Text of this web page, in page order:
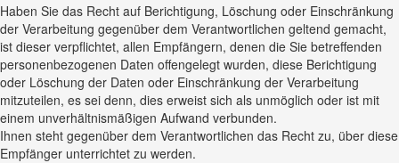
Haben Sie das Recht auf Berichtigung, Löschung oder Einschränkung
der Verarbeitung gegenüber dem Verantwortlichen geltend gemacht,
ist dieser verpflichtet, allen Empfängern, denen die Sie betreffenden
personenbezogenen Daten offengelegt wurden, diese Berichtigung
oder Löschung der Daten oder Einschränkung der Verarbeitung
mitzuteilen, es sei denn, dies erweist sich als unmöglich oder ist mit
einem unverhältnismäßigen Aufwand verbunden.
Ihnen steht gegenüber dem Verantwortlichen das Recht zu, über diese
Empfänger unterrichtet zu werden.